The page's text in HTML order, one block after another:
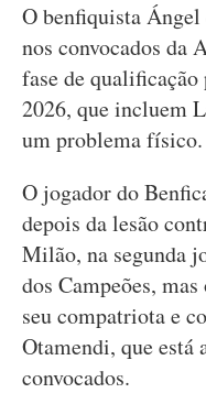
O benfiquista Ángel
nos convocados da
fase de
2026, que incluem
um problema físico.
O jogador do
depois da lesão
Milão, na segunda
dos Campeões,
seu compatriota e
Otamendi, que está
convocados.